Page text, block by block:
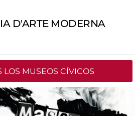
D'ARTE MODERNA
LOS MUSEOS CÍVICOS